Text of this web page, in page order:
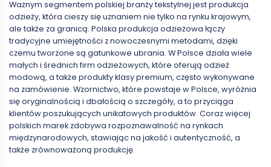
Ważnym segmentem polskiej branży tekstylnej jest produkcja
odzieży, która cieszy się uznaniem nie tylko na rynku krajowym,
ale także za granicą. Polska produkcja odzieżowa łączy
tradycyjne umiejętności z nowoczesnymi metodami, dzięki
czemu tworzone są gatunkowe ubrania. W Polsce działa wiele
małych i średnich firm odzieżowych, które oferują odzież
modową, a także produkty klasy premium, często wykonywane
na zamówienie. Wzornictwo, które powstaje w Polsce, wyróżnia
się oryginalnością i dbałością o szczegóły, a to przyciąga
klientów poszukujących unikatowych produktów. Coraz więcej
polskich marek zdobywa rozpoznawalność na rynkach
międzynarodowych, stawiając na jakość i autentyczność, a
także zrównoważoną produkcję.